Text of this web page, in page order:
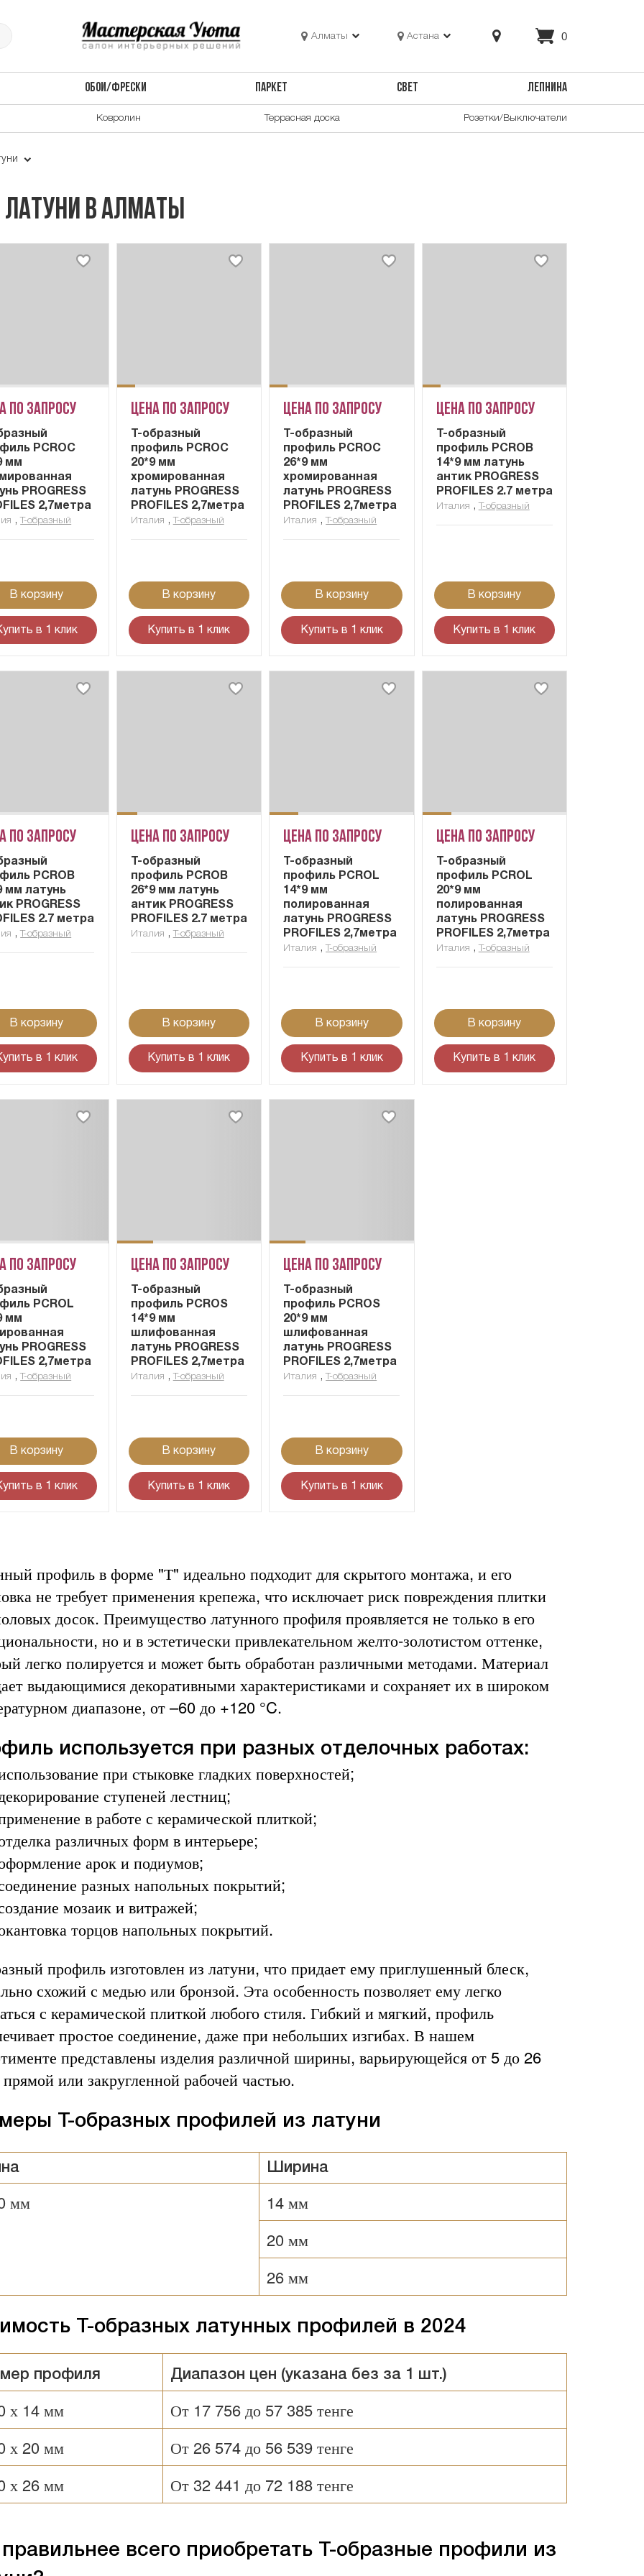
Алматы Астана 0
ОБОИ/ФРЕСКИ ПАРКЕТ СВЕТ ЛЕПНИНА
Ковролин Террасная доска Розетки/Выключатели
в Алматы
по запросу
PCROC
мм
PROGRESS
2,7метра
,Т-образный
В корзину
в 1 клик
Цена по запросу
Т-образный
профиль PCROC
20*9 мм
хромированная
латунь PROGRESS
PROFILES 2,7метра
Италия ,Т-образный
В корзину
Купить в 1 клик
Цена по запросу
Т-образный
профиль PCROC
26*9 мм
хромированная
латунь PROGRESS
PROFILES 2,7метра
Италия ,Т-образный
В корзину
Купить в 1 клик
Цена по запросу
Т-образный
профиль PCROB
14*9 мм латунь
антик PROGRESS
PROFILES 2.7 метра
Италия ,Т-образный
В корзину
Купить в 1 клик
по запросу
PCROB
мм латунь
PROGRESS
2.7 метра
, Т-образный
В корзину
в 1 клик
Цена по запросу
Т-образный
профиль PCROB
26*9 мм латунь
антик PROGRESS
PROFILES 2.7 метра
Италия , Т-образный
В корзину
Купить в 1 клик
Цена по запросу
Т-образный
профиль PCROL
14*9 мм
полированная
латунь PROGRESS
PROFILES 2,7метра
Италия , Т-образный
В корзину
Купить в 1 клик
Цена по запросу
Т-образный
профиль PCROL
20*9 мм
полированная
латунь PROGRESS
PROFILES 2,7метра
Италия , Т-образный
В корзину
Купить в 1 клик
по запросу
PCROL
мм
PROGRESS
2,7метра
,Т-образный
В корзину
в 1 клик
Цена по запросу
Т-образный
профиль PCROS
14*9 мм
шлифованная
латунь PROGRESS
PROFILES 2,7метра
Италия ,Т-образный
В корзину
Купить в 1 клик
Цена по запросу
Т-образный
профиль PCROS
20*9 мм
шлифованная
латунь PROGRESS
PROFILES 2,7метра
Италия ,Т-образный
В корзину
Купить в 1 клик
профиль в форме "Т" идеально подходит для скрытого монтажа, и его
не требует применения крепежа, что исключает риск повреждения плитки
досок. Преимущество латунного профиля проявляется не только в его
но и в эстетически привлекательном желто-золотистом оттенке,
легко полируется и может быть обработан различными методами. Материал
выдающимися декоративными характеристиками и сохраняет их в широком
диапазоне, от –60 до +120 °C.
используется при разных отделочных работах:
при стыковке гладких поверхностей;
ступеней лестниц;
в работе с керамической плиткой;
различных форм в интерьере;
арок и подиумов;
разных напольных покрытий;
мозаик и витражей;
торцов напольных покрытий.
профиль изготовлен из латуни, что придает ему приглушенный блеск,
схожий с медью или бронзой. Эта особенность позволяет ему легко
с керамической плиткой любого стиля. Гибкий и мягкий, профиль
простое соединение, даже при небольших изгибах. В нашем
представлены изделия различной ширины, варьирующейся от 5 до 26
или закругленной рабочей частью.
T-образных профилей из латуни
Ширина
мм
14 мм
20 мм
26 мм
Т-образных латунных профилей в 2024
профиля Диапазон цен (указана без за 1 шт.)
х 14 мм
От 17 756 до 57 385 тенге
х 20 мм
От 26 574 до 56 539 тенге
х 26 мм
От 32 441 до 72 188 тенге
правильнее всего приобретать Т-образные профили из